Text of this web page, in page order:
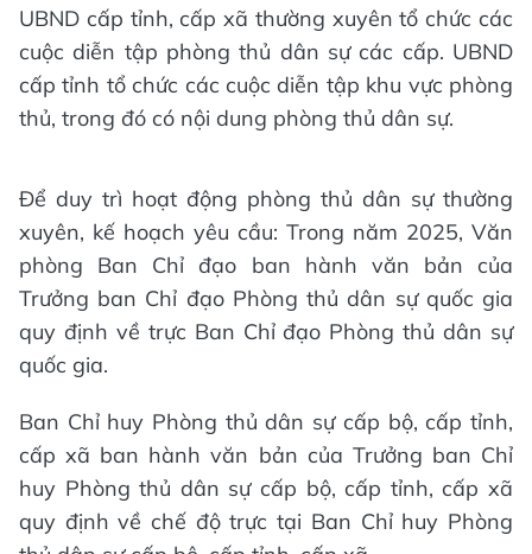
UBND cấp tỉnh, cấp xã thường xuyên tổ chức các
cuộc diễn tập phòng thủ dân sự các cấp. UBND
cấp tỉnh tổ chức các cuộc diễn tập khu vực phòng
thủ, trong đó có nội dung phòng thủ dân sự.
Để duy trì hoạt động phòng thủ dân sự thường
xuyên, kế hoạch yêu cầu: Trong năm 2025, Văn
phòng Ban Chỉ đạo ban hành văn bản của
Trưởng ban Chỉ đạo Phòng thủ dân sự quốc gia
quy định về trực Ban Chỉ đạo Phòng thủ dân sự
quốc gia.
Ban Chỉ huy Phòng thủ dân sự cấp bộ, cấp tỉnh,
cấp xã ban hành văn bản của Trưởng ban Chỉ
huy Phòng thủ dân sự cấp bộ, cấp tỉnh, cấp xã
quy định về chế độ trực tại Ban Chỉ huy Phòng